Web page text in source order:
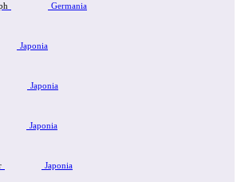
Germania
Japonia
Japonia
Japonia
Japonia